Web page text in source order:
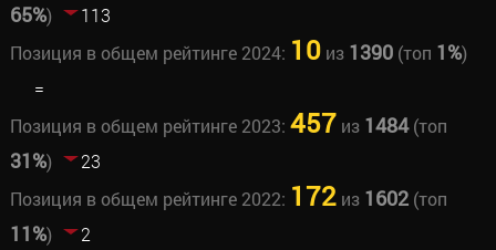
65%)
113
Позиция в общем рейтинге 2024: 10из 1390(топ 1%)
=
Позиция в общем рейтинге 2023: 457 из 1484(топ
31%)
23
Позиция в общем рейтинге 2022: 172из 1602(топ
11%)
2